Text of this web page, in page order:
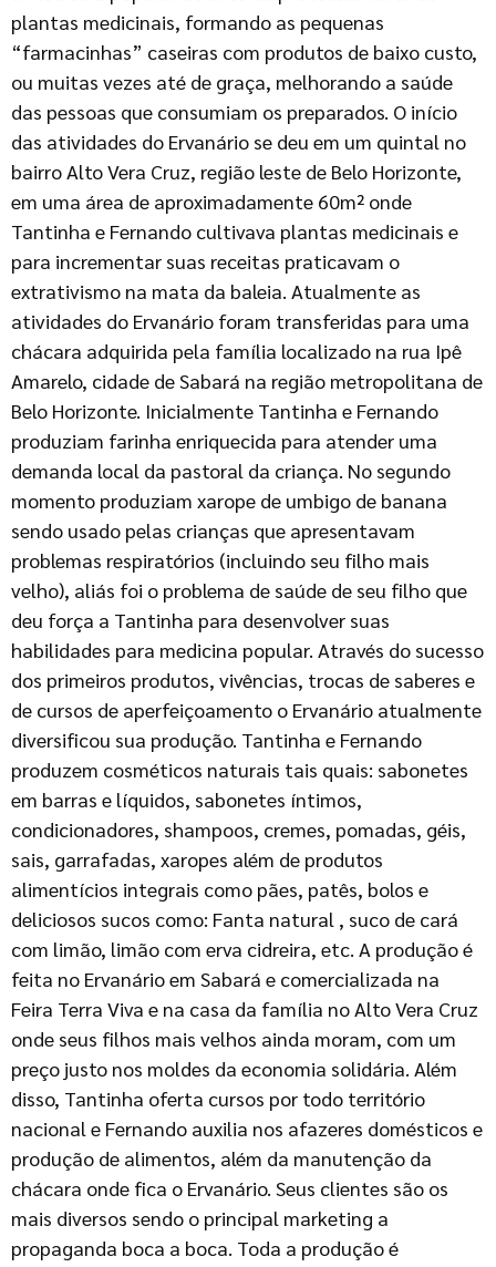
plantas medicinais, formando as pequenas
“farmacinhas” caseiras com produtos de baixo custo,
ou muitas vezes até de graça, melhorando a saúde
das pessoas que consumiam os preparados. O início
das atividades do Ervanário se deu em um quintal no
bairro Alto Vera Cruz, região leste de Belo Horizonte,
em uma área de aproximadamente 60m² onde
Tantinha e Fernando cultivava plantas medicinais e
para incrementar suas receitas praticavam o
extrativismo na mata da baleia. Atualmente as
atividades do Ervanário foram transferidas para uma
chácara adquirida pela família localizado na rua Ipê
Amarelo, cidade de Sabará na região metropolitana de
Belo Horizonte. Inicialmente Tantinha e Fernando
produziam farinha enriquecida para atender uma
demanda local da pastoral da criança. No segundo
momento produziam xarope de umbigo de banana
sendo usado pelas crianças que apresentavam
problemas respiratórios (incluindo seu filho mais
velho), aliás foi o problema de saúde de seu filho que
deu força a Tantinha para desenvolver suas
habilidades para medicina popular. Através do sucesso
dos primeiros produtos, vivências, trocas de saberes e
de cursos de aperfeiçoamento o Ervanário atualmente
diversificou sua produção. Tantinha e Fernando
produzem cosméticos naturais tais quais: sabonetes
em barras e líquidos, sabonetes íntimos,
condicionadores, shampoos, cremes, pomadas, géis,
sais, garrafadas, xaropes além de produtos
alimentícios integrais como pães, patês, bolos e
deliciosos sucos como: Fanta natural , suco de cará
com limão, limão com erva cidreira, etc. A produção é
feita no Ervanário em Sabará e comercializada na
Feira Terra Viva e na casa da família no Alto Vera Cruz
onde seus filhos mais velhos ainda moram, com um
preço justo nos moldes da economia solidária. Além
disso, Tantinha oferta cursos por todo território
nacional e Fernando auxilia nos afazeres domésticos e
produção de alimentos, além da manutenção da
chácara onde fica o Ervanário. Seus clientes são os
mais diversos sendo o principal marketing a
propaganda boca a boca. Toda a produção é